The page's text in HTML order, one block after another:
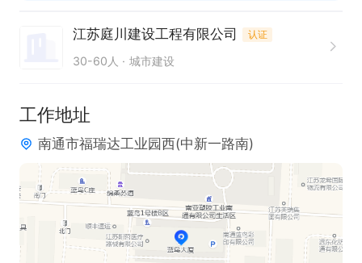
2、有网络系统维护工作经验；
3、品行端正，性格开朗，能吃苦耐劳，；
只需两步，轻松找工作：1、先点击投简历；2、再打
电话。联系时请说在【通才人才网】上看到的！
江苏庭川建设工程有限公司 认证
30-60人 城市建设
工作地址
南通市福瑞达工业园西(中新一路南)